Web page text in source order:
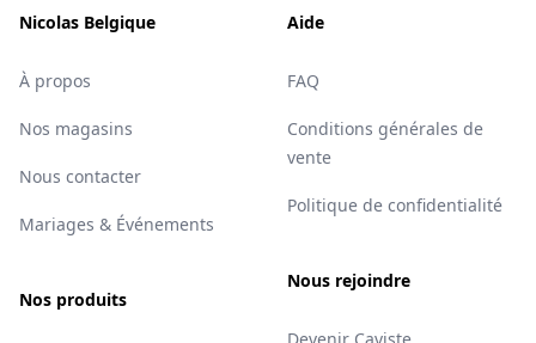
Nicolas Belgique
À propos
Nos magasins
Nous contacter
Mariages & Événements
Nos produits
Aide
FAQ
Conditions générales de
vente
Politique de confidentialité
Nous rejoindre